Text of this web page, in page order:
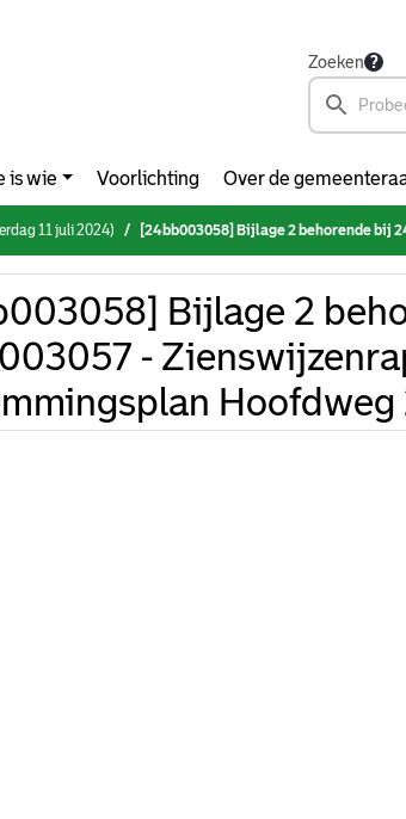
Zoeken
is wie Voorlichting Over de
11 juli 2024) [24bb003058] Bijlage 2 behorende bij 24bb003057 -
Bijlage 2
-
Hoofdweg